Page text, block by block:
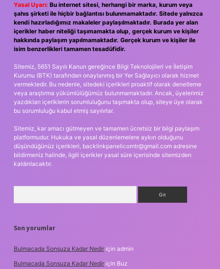
Yasal Uyarı: Bu internet sitesi, herhangi bir marka, kurum veya
şahıs şirketi ile hiçbir bağlantısı bulunmamaktadır. Sitede yalnızca
kendi hazırladığımız makaleler paylaşılmaktadır. Burada yer alan
içerikler haber niteliği taşımamakta olup, gerçek kurum ve kişiler
hakkında paylaşım yapılmamaktadır. Gerçek kurum ve kişiler ile
isim benzerlikleri tamamen tesadüfidir.
Sitemiz, 5651 Sayılı Kanun gereğince Bilgi Teknolojileri ve İletişim
Kurumu (BTK) tarafından onaylanmış bir Yer Sağlayıcı olarak hizmet
vermektedir. Bu nedenle, sitedeki içerikleri proaktif olarak denetleme
veya araştırma yükümlülüğümüz bulunmamaktadır. Ancak, üyelerimiz
yazdıkları içeriklerin sorumluluğunu taşımakta olup, siteye üye olarak
bu sorumluluğu kabul etmiş sayılırlar.
Sitemiz, kar amacı gütmeyen ve tamamen ücretsiz bir bilgi paylaşım
platformudur. Hukuka ve yasal düzenlemelere aykırı olduğunu
düşündüğünüz içerikleri, backlinkpanelicomtr@gmail.com adresine
bildirmeniz halinde, ilgili içerikler yasal süre içerisinde sitemizden
kaldırılacaktır.
Son yorumlar
Bulmacada Sonsuza Kadar Nedir için admin
Bulmacada Sonsuza Kadar Nedir için Buz